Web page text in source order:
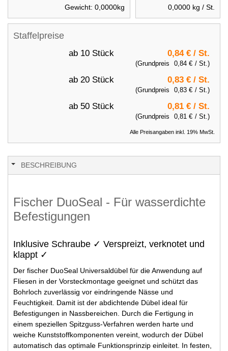
Staffelpreise
ab 10 Stück 0,84 € / St.
(Grundpreis 0,84 € / St.)
ab 20 Stück 0,83 € / St.
(Grundpreis 0,83 € / St.)
ab 50 Stück 0,81 € / St.
(Grundpreis 0,81 € / St.)
Alle Preisangaben inkl. 19% MwSt.
0,0000 kg / St.
Gewicht: 0,0000kg
BESCHREIBUNG
Fischer DuoSeal - Für wasserdichte
Befestigungen
Inklusive Schraube ✓ Verspreizt, verknotet und
klappt ✓
Der fischer DuoSeal Universaldübel für die Anwendung auf
Fliesen in der Vorsteckmontage geeignet und schützt das
Bohrloch zuverlässig vor eindringende Nässe und
Feuchtigkeit. Damit ist der abdichtende Dübel ideal für
Befestigungen in Nassbereichen. Durch die Fertigung in
einem speziellen Spitzguss-Verfahren werden harte und
weiche Kunststoffkomponenten vereint, wodurch der Dübel
automatisch das optimale Funktionsprinzip einleitet. In festen,